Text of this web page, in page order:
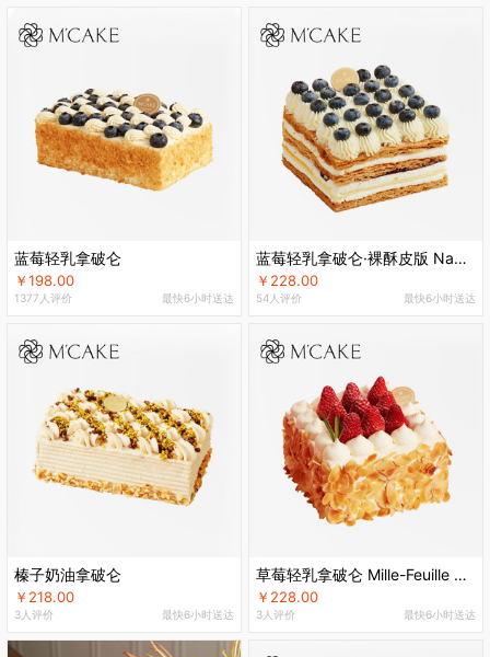
蓝莓轻乳拿破仑
￥198.00
1377人评价 最快6小时送达
蓝莓轻乳拿破仑·裸酥皮版 Napoléon Aux Myrtilles
￥228.00
54人评价 最快6小时送达
榛子奶油拿破仑
￥218.00
3人评价 最快6小时送达
草莓轻乳拿破仑 Mille-Feuille Aux Fraises Légère Et Crème
￥228.00
3人评价 最快6小时送达